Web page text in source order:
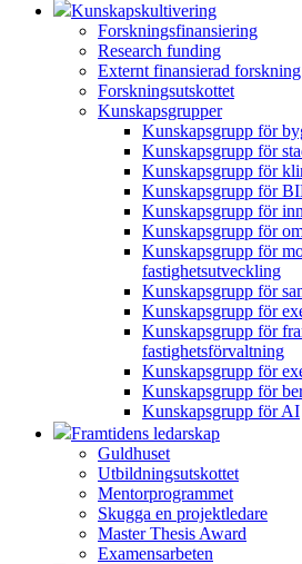
Kunskapskultivering
Forskningsfinansiering
Research funding
Externt finansierad forskning
Forskningsutskottet
Kunskapsgrupper
Kunskapsgrupp för
Kunskapsgrupp för
Kunskapsgrupp för
Kunskapsgrupp för
Kunskapsgrupp för
Kunskapsgrupp för
Kunskapsgrupp för
fastighetsutveckling
Kunskapsgrupp för
Kunskapsgrupp för
Kunskapsgrupp för
fastighetsförvaltning
Kunskapsgrupp för
Kunskapsgrupp för
Kunskapsgrupp för AI
Framtidens ledarskap
Guldhuset
Utbildningsutskottet
Mentorprogrammet
Skugga en projektledare
Master Thesis Award
Examensarbeten